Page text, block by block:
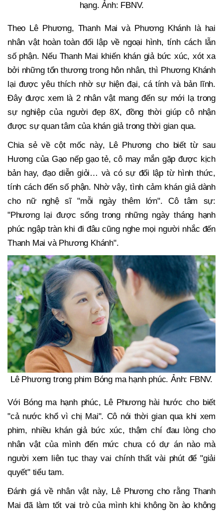
hạng. Ảnh: FBNV.
Theo Lê Phương, Thanh Mai và Phương Khánh là hai
nhân vật hoàn toàn đối lập về ngoại hình, tính cách lẫn
số phận. Nếu Thanh Mai khiến khán giả bức xúc, xót xa
bởi những tổn thương trong hôn nhân, thì Phương Khánh
lại được yêu thích nhờ sự hiện đại, cá tính và bản lĩnh.
Đây được xem là 2 nhân vật mang đến sự mới lạ trong
sự nghiệp của người đẹp 8X, đồng thời giúp cô nhận
được sự quan tâm của khán giả trong thời gian qua.
Chia sẻ về cột mốc này, Lê Phương cho biết từ sau
Hương của Gạo nếp gạo tẻ, cô may mắn gặp được kịch
bản hay, đạo diễn giỏi… và có sự đối lập từ hình thức,
tính cách đến số phận. Nhờ vậy, tình cảm khán giả dành
cho nữ nghệ sĩ "mỗi ngày thêm lớn". Cô tâm sự:
"Phương lại được sống trong những ngày tháng hạnh
phúc ngập tràn khi đi đâu cũng nghe mọi người nhắc đến
Thanh Mai và Phương Khánh".
Lê Phương trong phim Bóng ma hạnh phúc. Ảnh: FBNV.
Với Bóng ma hạnh phúc, Lê Phương hài hước cho biết
"cả nước khổ vì chị Mai". Cô nói thời gian qua khi xem
phim, nhiều khán giả bức xúc, thậm chí đau lòng cho
nhân vật của mình đến mức chưa có dự án nào mà
người xem liên tục thay vai chính thất vài phút để "giải
quyết" tiểu tam.
Đánh giá về nhân vật này, Lê Phương cho rằng Thanh
Mai đã làm tốt vai trò của mình khi không ồn ào không